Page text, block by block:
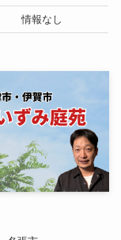
情報なし